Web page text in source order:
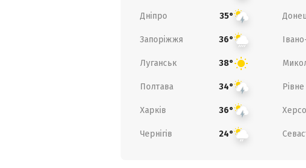
Дніпро 35°
Запоріжжя 36°
Луганськ 38°
Полтава 34° Рівне
Харків 36°
Чернігів 24°